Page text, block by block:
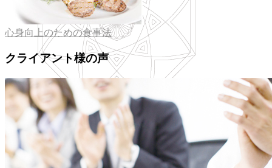
心身向上のための食事法
クライアント様の声